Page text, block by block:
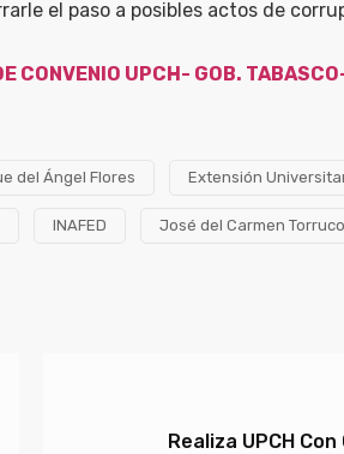
el paso a posibles actos de
CONVENIO UPCH- GOB.
del Ángel Flores Extensión
INAFED José del Carmen
Realiza UPCH